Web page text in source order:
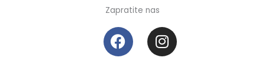
Zapratite nas
F
a
c
I
n
s